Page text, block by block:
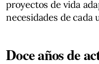
proyectos de vida
necesidades de cada
Doce años de